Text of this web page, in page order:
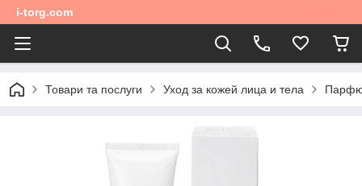
i-torg.com
Товари та послуги Уход за кожей лица и тела